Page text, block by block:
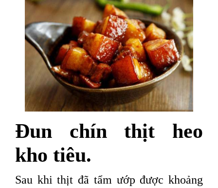
Đun chín thịt heo
kho tiêu.
Sau khi thịt đã tẩm ướp được khoảng